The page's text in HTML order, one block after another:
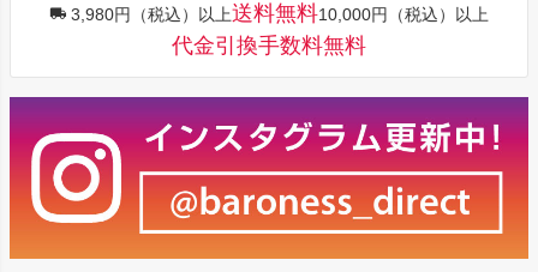
3,980円（税込）以上送料無料10,000円（税込）以上
代金引換手数料無料